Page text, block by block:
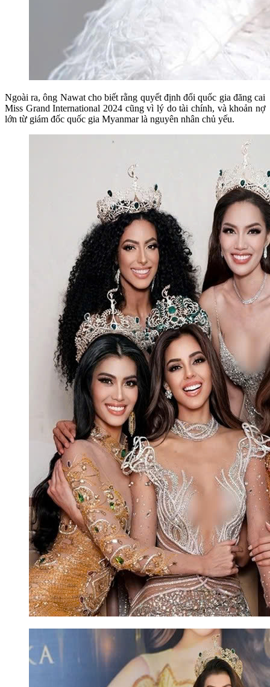
Ngoài ra, ông Nawat cho biết rằng quyết định đổi quốc gia đăng cai
Miss Grand International 2024 cũng vì lý do tài chính, và khoản nợ
lớn từ giám đốc quốc gia Myanmar là nguyên nhân chủ yếu.